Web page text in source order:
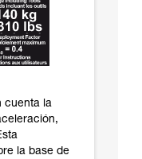
cuenta la
la base de